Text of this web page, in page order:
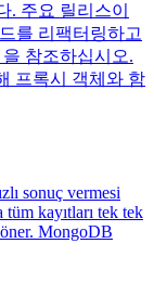
. 주요 릴리스이
를 리팩터링하고
참조하십시오.
프록시 객체와 함
sonuç vermesi
tüm kayıtları tek tek
MongoDB